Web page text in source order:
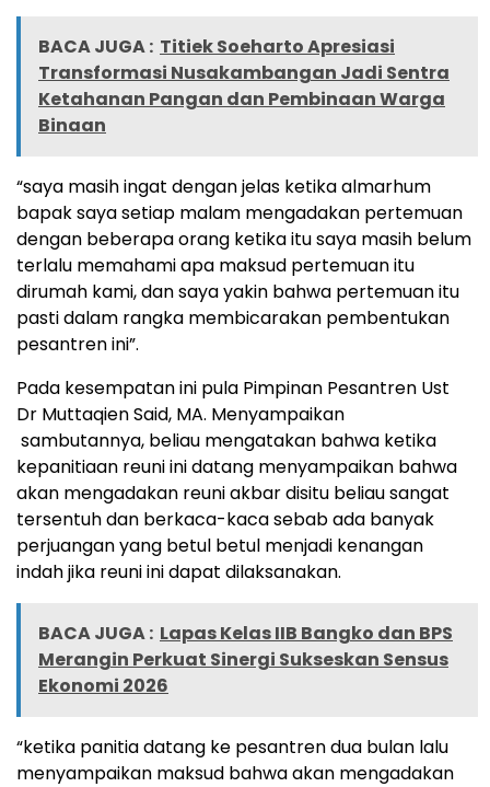
BACA JUGA : Titiek Soeharto Apresiasi
Transformasi Nusakambangan Jadi Sentra
Ketahanan Pangan dan Pembinaan Warga
Binaan
“saya masih ingat dengan jelas ketika almarhum
bapak saya setiap malam mengadakan pertemuan
dengan beberapa orang ketika itu saya masih belum
terlalu memahami apa maksud pertemuan itu
dirumah kami, dan saya yakin bahwa pertemuan itu
pasti dalam rangka membicarakan pembentukan
pesantren ini”.
Pada kesempatan ini pula Pimpinan Pesantren Ust
Dr Muttaqien Said, MA. Menyampaikan
sambutannya, beliau mengatakan bahwa ketika
kepanitiaan reuni ini datang menyampaikan bahwa
akan mengadakan reuni akbar disitu beliau sangat
tersentuh dan berkaca-kaca sebab ada banyak
perjuangan yang betul betul menjadi kenangan
indah jika reuni ini dapat dilaksanakan.
BACA JUGA : Lapas Kelas IIB Bangko dan BPS
Merangin Perkuat Sinergi Sukseskan Sensus
Ekonomi 2026
“ketika panitia datang ke pesantren dua bulan lalu
menyampaikan maksud bahwa akan mengadakan